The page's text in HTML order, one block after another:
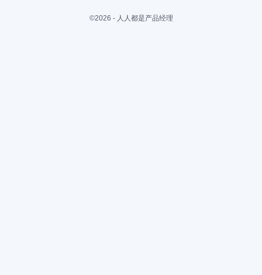
©2026 - 人人都是产品经理